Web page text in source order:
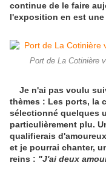
continue de le faire
l'exposition en est
Port de La Cotinière
Je n'ai pas voulu
thèmes : Les ports, la
sélectionné quelques
particulièrement plu.
qualifierais
et je pourrai chanter,
reins : "J'ai deux